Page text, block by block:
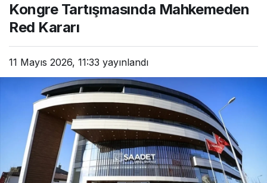
Kongre Tartışmasında Mahkemeden
Red Kararı
11 Mayıs 2026, 11:33 yayınlandı